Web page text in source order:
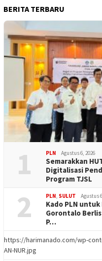
BERITA TERBARU
1 PLN Agustus 6, 2026
Semarakkan
Digitalisasi
Program TJSL
2 PLN, SULUT Agustus
Kado PLN untuk
Gorontalo
P…
https://harimanado.com/wp-
AN-NUR.jpg